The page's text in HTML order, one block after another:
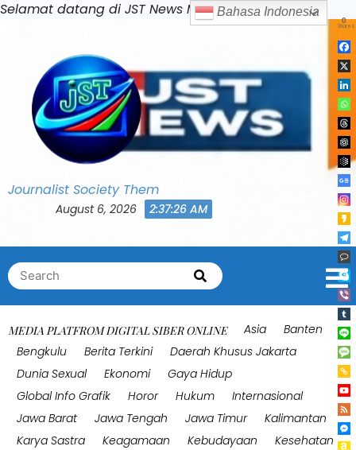
Selamat datang di JST News MediaSkip
to
Journalist Society Them
August 6, 2026 2:37:29 AM
Search
for:
Search
MEDIA PLATFROM DIGITAL SIBER ONLINE Asia
Banten
Bengkulu
Berita Terkini
Daerah Khusus Jakarta
Dunia Sexual
Ekonomi
Gaya Hidup
Global Info Grafik
Horor Hukum
Internasional
Jawa Barat
Jawa Tengah Jawa Timur
Kalimantan
Karya Sastra
Keagamaan Kebudayaan
Kesehatan
0
Shares
Bahasa Indonesia